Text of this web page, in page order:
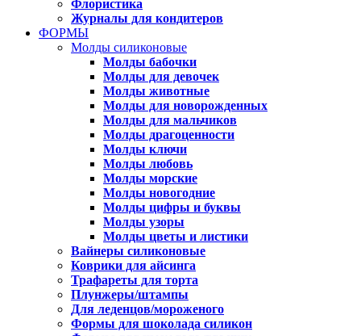
Флористика
Журналы для кондитеров
ФОРМЫ
Молды силиконовые
Молды бабочки
Молды для девочек
Молды животные
Молды для новорожденных
Молды для мальчиков
Молды драгоценности
Молды ключи
Молды любовь
Молды морские
Молды новогодние
Молды цифры и буквы
Молды узоры
Молды цветы и листики
Вайнеры силиконовые
Коврики для айсинга
Трафареты для торта
Плунжеры/штампы
Для леденцов/мороженого
Формы для шоколада силикон